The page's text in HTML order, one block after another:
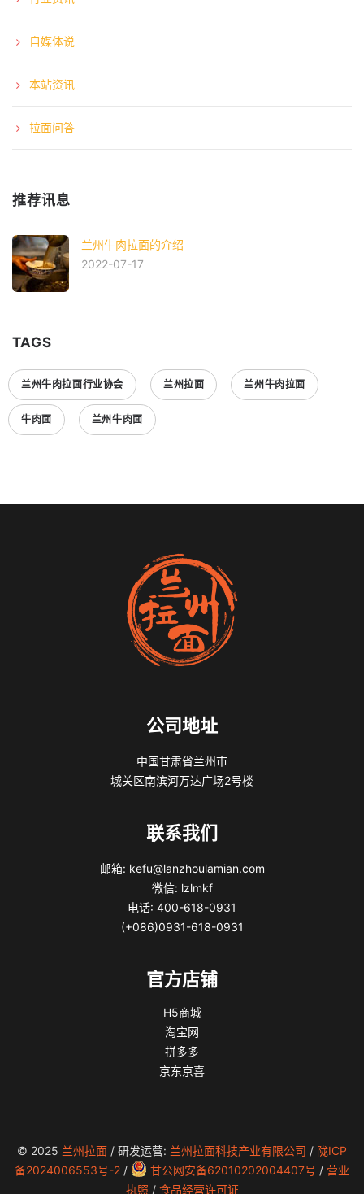
自媒体说
本站资讯
拉面问答
推荐讯息
兰州牛肉拉面的介绍
2022-07-17
TAGS
兰州牛肉拉面行业协会 兰州拉面 兰州牛肉拉面
牛肉面 兰州牛肉面
公司地址
中国甘肃省兰州市
城关区南滨河万达广场2号楼
联系我们
邮箱: kefu@lanzhoulamian.com
微信: lzlmkf
电话: 400-618-0931
(+086)0931-618-0931
官方店铺
H5商城
淘宝网
拼多多
京东京喜
© 2025 兰州拉面 / 研发运营: 兰州拉面科技产业有限公司 / 陇ICP
备2024006553号-2 / 甘公网安备62010202004407号 / 营业
执照 / 食品经营许可证